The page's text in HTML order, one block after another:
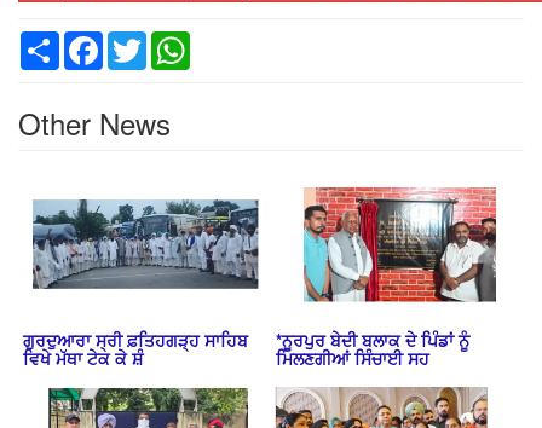
Share Facebook
Twitter
Other News
ਗੁਰਦੁਆਰਾ ਸ੍ਰੀ ਫ਼ਤਿਹਗੜ੍ਹ ਸਾਹਿਬ
ਵਿਖੇ ਮੱਥਾ ਟੇਕ ਕੇ ਸ਼ੰ
*ਨੂਰਪੁਰ ਬੇਦੀ ਬਲਾਕ ਦੇ ਪਿੰਡਾਂ ਨੂੰ
ਮਿਲਣਗੀਆਂ ਸਿੰਚਾਈ ਸਹ